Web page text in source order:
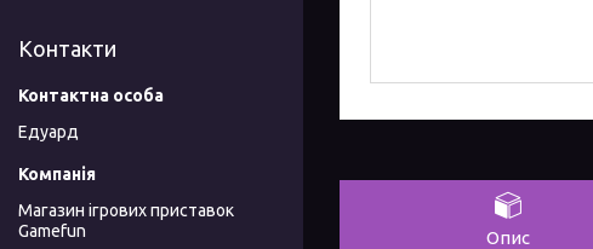
Опис
Контакти
Едуард
Магазин ігрових приставок
Gamefun